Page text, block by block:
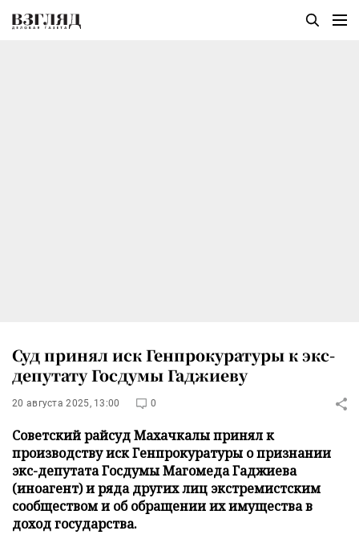
Суд принял иск Генпрокуратуры к экс-
депутату Госдумы Гаджиеву
20 августа 2025, 13:00 0
Советский райсуд Махачкалы принял к
производству иск Генпрокуратуры о признании
экс-депутата Госдумы Магомеда Гаджиева
(иноагент) и ряда других лиц экстремистским
сообществом и об обращении их имущества в
доход государства.